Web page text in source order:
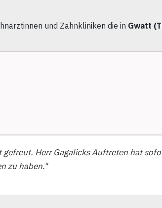
und Zahnkliniken die in Gwatt
Herr Gagalicks Auftreten hat
zu haben."